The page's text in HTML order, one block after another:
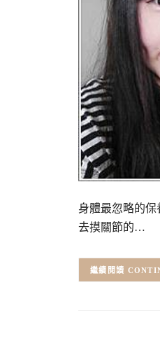
身體最忽略的
去摸關節的…